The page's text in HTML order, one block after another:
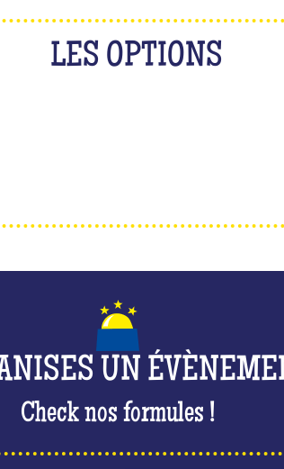
LES OPTIONS
UN
Check nos formules !